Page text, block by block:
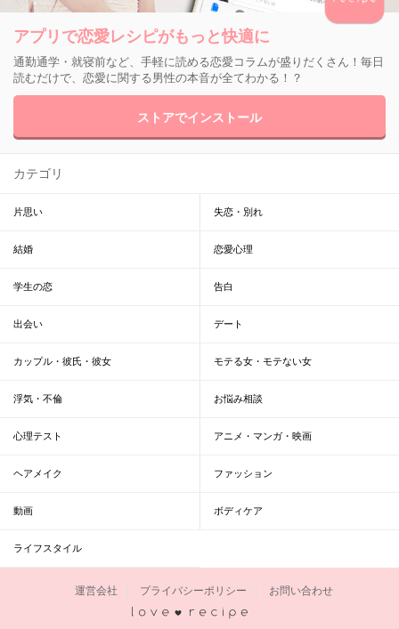
アプリで恋愛レシピがもっと快適に
通勤通学・就寝前など、手軽に読める恋愛コラムが盛りだくさん！毎日
読むだけで、恋愛に関する男性の本音が全てわかる！？
ストアでインストール
カテゴリ
片思い 失恋・別れ
結婚 恋愛心理
学生の恋 告白
出会い デート
カップル・彼氏・彼女 モテる女・モテない女
浮気・不倫 お悩み相談
心理テスト アニメ・マンガ・映画
ヘアメイク ファッション
動画 ボディケア
ライフスタイル
運営会社 プライバシーポリシー お問い合わせ